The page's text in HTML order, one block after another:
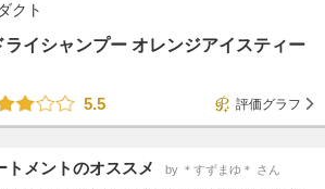
クト
ライシャンプー オレンジアイスティー
5.5
評価グラフ
トメントのオススメ by ＊すずまゆ＊ さん